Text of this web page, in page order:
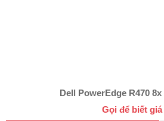
Dell PowerEdge R470 8x
Gọi để biết giá